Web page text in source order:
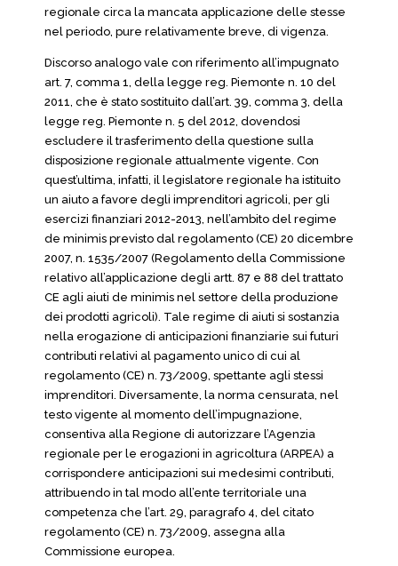
regionale circa la mancata applicazione delle stesse
nel periodo, pure relativamente breve, di vigenza.
Discorso analogo vale con riferimento all’impugnato
art. 7, comma 1, della legge reg. Piemonte n. 10 del
2011, che è stato sostituito dall’art. 39, comma 3, della
legge reg. Piemonte n. 5 del 2012, dovendosi
escludere il trasferimento della questione sulla
disposizione regionale attualmente vigente. Con
quest’ultima, infatti, il legislatore regionale ha istituito
un aiuto a favore degli imprenditori agricoli, per gli
esercizi finanziari 2012-2013, nell’ambito del regime
de minimis previsto dal regolamento (CE) 20 dicembre
2007, n. 1535/2007 (Regolamento della Commissione
relativo all’applicazione degli artt. 87 e 88 del trattato
CE agli aiuti de minimis nel settore della produzione
dei prodotti agricoli). Tale regime di aiuti si sostanzia
nella erogazione di anticipazioni finanziarie sui futuri
contributi relativi al pagamento unico di cui al
regolamento (CE) n. 73/2009, spettante agli stessi
imprenditori. Diversamente, la norma censurata, nel
testo vigente al momento dell’impugnazione,
consentiva alla Regione di autorizzare l’Agenzia
regionale per le erogazioni in agricoltura (ARPEA) a
corrispondere anticipazioni sui medesimi contributi,
attribuendo in tal modo all’ente territoriale una
competenza che l’art. 29, paragrafo 4, del citato
regolamento (CE) n. 73/2009, assegna alla
Commissione europea.